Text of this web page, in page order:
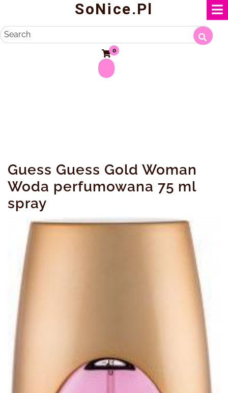
content
SoNice.pl
Search
0
Guess Guess Gold Woman
Woda perfumowana 75 ml
spray